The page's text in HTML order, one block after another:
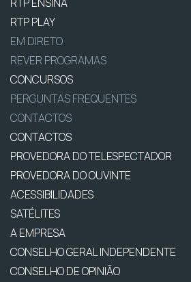
RTP PLAY
EM DIRETO
REVER PROGRAMAS
CONCURSOS
PERGUNTAS FREQUENTES
CONTACTOS
CONTACTOS
PROVEDORA DO TELESPECTADOR
PROVEDORA DO OUVINTE
ACESSIBILIDADES
SATÉLITES
A EMPRESA
CONSELHO GERAL INDEPENDENTE
CONSELHO DE OPINIÃO